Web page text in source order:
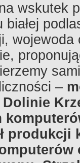
wskutek
wojewoda
–
produkcji